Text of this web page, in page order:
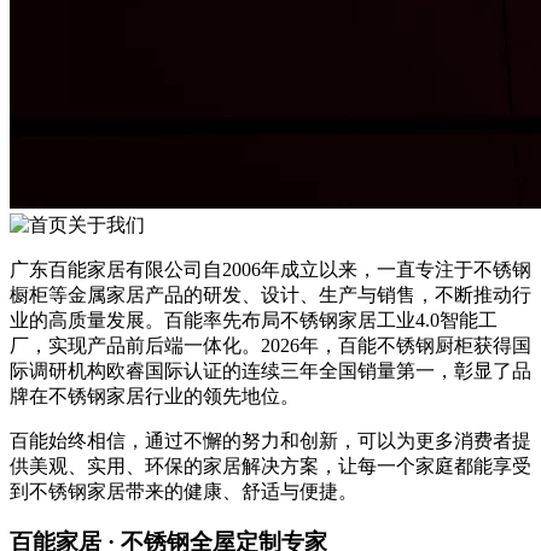
广东百能家居有限公司自2006年成立以来，一直专注于不锈钢
橱柜等金属家居产品的研发、设计、生产与销售，不断推动行
业的高质量发展。百能率先布局不锈钢家居工业4.0智能工
厂，实现产品前后端一体化。2026年，百能不锈钢厨柜获得国
际调研机构欧睿国际认证的连续三年全国销量第一，彰显了品
牌在不锈钢家居行业的领先地位。
百能始终相信，通过不懈的努力和创新，可以为更多消费者提
供美观、实用、环保的家居解决方案，让每一个家庭都能享受
到不锈钢家居带来的健康、舒适与便捷。
百能家居 · 不锈钢全屋定制专家